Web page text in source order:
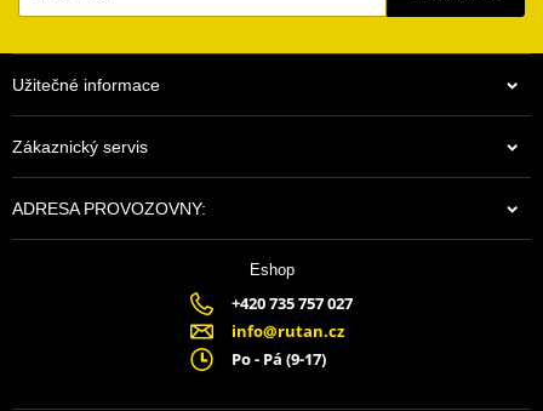
Užitečné informace
Zákaznický servis
ADRESA PROVOZOVNY:
Eshop
+420 735 757 027
info@rutan.cz
Po - Pá (9-17)